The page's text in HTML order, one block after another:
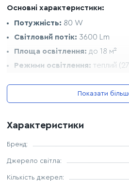
Основні характеристики:
Потужність: 80 W
Світловий потік: 3600 Lm
Площа освітлення: до 18 м²
Режими освітлення: теплий
Матеріал корпусу:
Колір корпусу:універсальний
Розміри:
Габарити:550 × 550 мм
Показати
Характеристики
Бренд:
Джерело світла:
Кількість джерел: